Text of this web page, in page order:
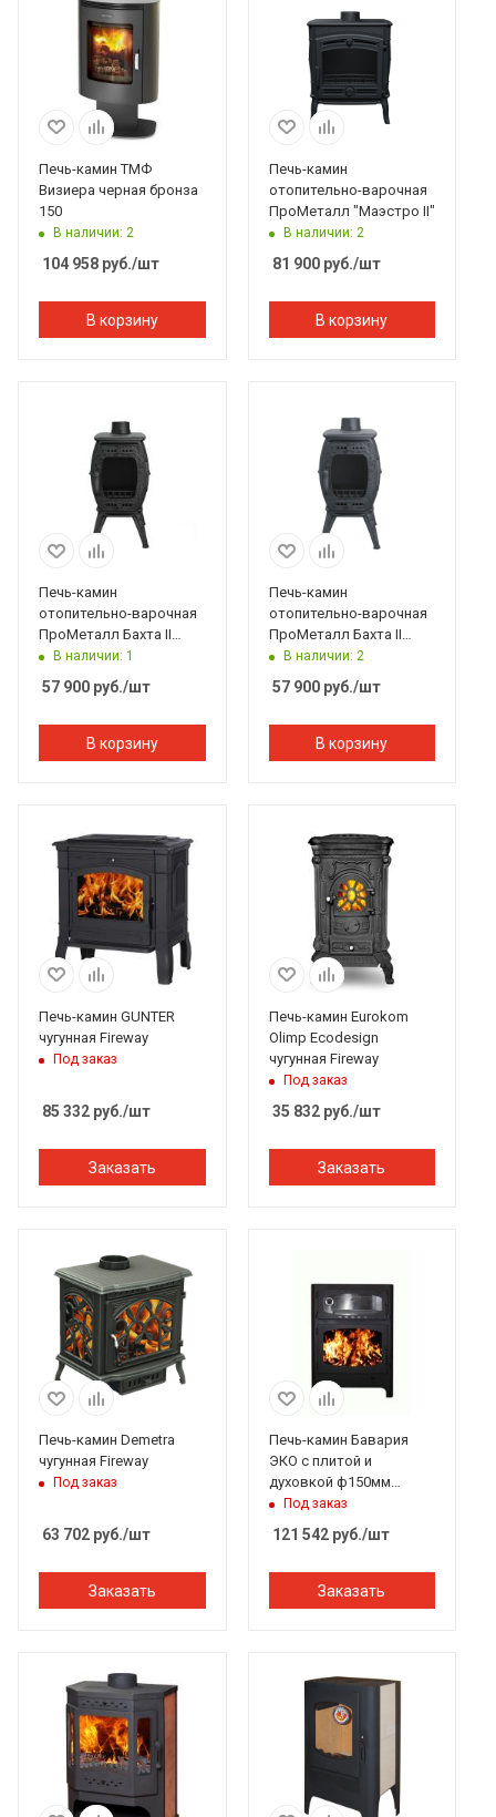
Печь-камин ТМФ
Визиера черная бронза
150
В наличии: 2
104 958 руб./шт
В корзину
Печь-камин
отопительно-варочная
ПроМеталл "Маэстро II"
В наличии: 2
81 900руб./шт
В корзину
Печь-камин
отопительно-варочная
ПроМеталл Бахта II
черный
В наличии: 1
57 900 руб./шт
В корзину
Печь-камин
отопительно-варочная
ПроМеталл Бахта II
серый
В наличии: 2
57 900руб./шт
В корзину
Печь-камин GUNTER
чугунная Fireway
Под заказ
85 332 руб./шт
Заказать
Печь-камин Eurokom
Olimp Ecodesign
чугунная Fireway
Под заказ
35 832руб./шт
Заказать
Печь-камин Demetra
чугунная Fireway
Под заказ
63 702 руб./шт
Заказать
Печь-камин Бавария
ЭКО с плитой и
духовкой ф150мм
ЭкоКамин
Под заказ
121 542руб./шт
Заказать